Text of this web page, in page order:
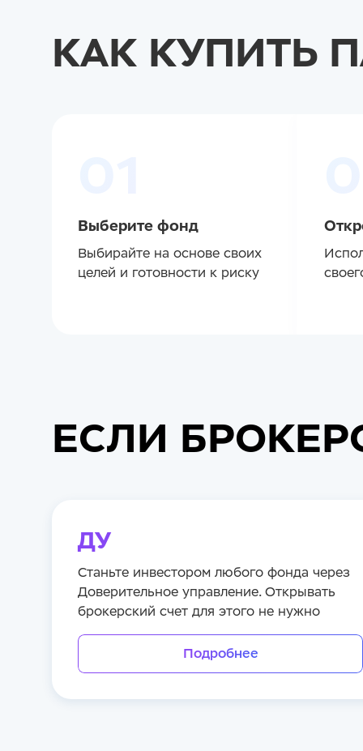
КАК КУПИТЬ
Выберите фонд
Выбирайте на основе своих
целей и готовности к риску
ЕСЛИ
ДУ
Станьте инвестором любого фонда через
Доверительное управление. Открывать
брокерский счет для этого не нужно
Подробнее